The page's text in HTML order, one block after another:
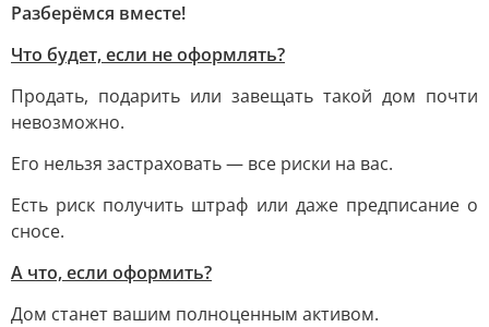
Разберёмся вместе!
Что будет, если не оформлять?
Продать, подарить или завещать такой дом почти
невозможно.
Его нельзя застраховать — все риски на вас.
Есть риск получить штраф или даже предписание о
сносе.
А что, если оформить?
Дом станет вашим полноценным активом.